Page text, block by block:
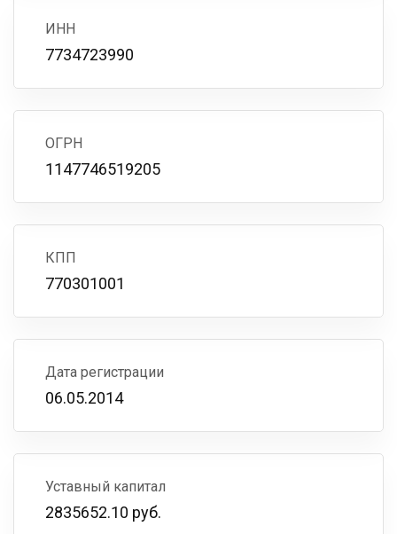
ИНН
7734723990
ОГРН
1147746519205
КПП
770301001
Дата регистрации
06.05.2014
Уставный капитал
2835652.10 руб.